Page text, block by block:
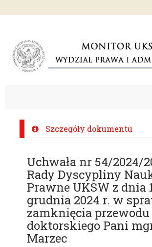
Szczegóły dokumentu
Uchwała nr 54/2024/
Rady Dyscypliny
Prawne UKSW z dnia
grudnia 2024 r. w
zamknięcia przewodu
doktorskiego Pani
Marzec